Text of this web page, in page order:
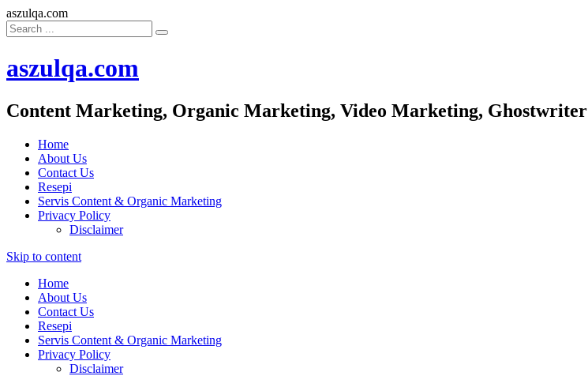
aszulqa.com
aszulqa.com
Content Marketing, Organic Marketing, Video Marketing, Ghostwriter
Home
About Us
Contact Us
Resepi
Servis Content & Organic Marketing
Privacy Policy
Disclaimer
Skip to content
Home
About Us
Contact Us
Resepi
Servis Content & Organic Marketing
Privacy Policy
Disclaimer